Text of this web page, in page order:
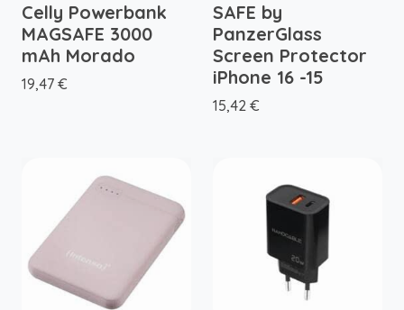
Celly Powerbank
MAGSAFE 3000
mAh Morado
19,47 €
SAFE by
PanzerGlass
Screen Protector
iPhone 16 -15
15,42 €